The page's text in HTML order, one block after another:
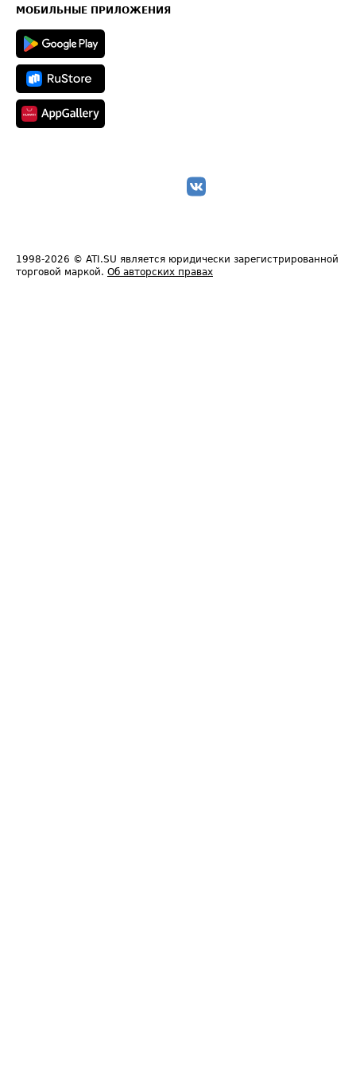
Техническая информация
МОБИЛЬНЫЕ ПРИЛОЖЕНИЯ
1998-2026 © ATI.SU является юридически зарегистрированной
торговой маркой. Об авторских правах